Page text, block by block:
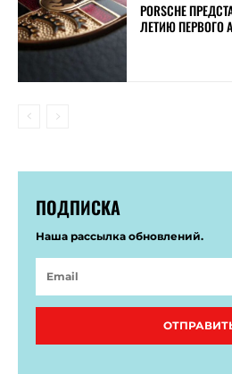
PORSCHE
ЛЕТИЮ ПЕРВОГО
ПОДПИСКА
Наша рассылка обновлений.